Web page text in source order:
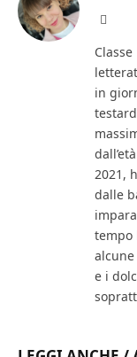
in
2021,
dalle
tempo
e i